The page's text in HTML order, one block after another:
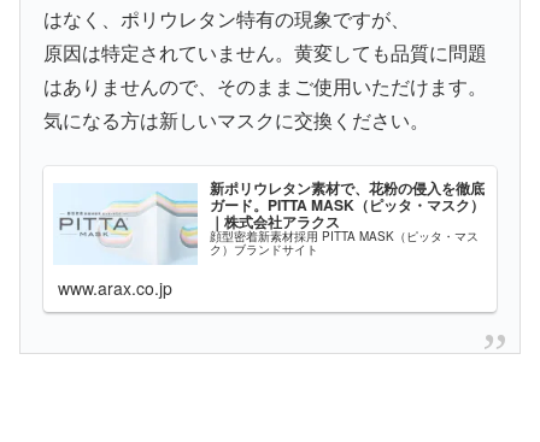
はなく、ポリウレタン特有の現象ですが、
原因は特定されていません。黄変しても品質に問題
はありませんので、そのままご使用いただけます。
気になる方は新しいマスクに交換ください。
新ポリウレタン素材で、花粉の侵入を徹底
ガード。PITTA MASK（ピッタ・マスク）
｜株式会社アラクス
顔型密着新素材採用 PITTA MASK（ピッタ・マス
ク）ブランドサイト
www.arax.co.jp